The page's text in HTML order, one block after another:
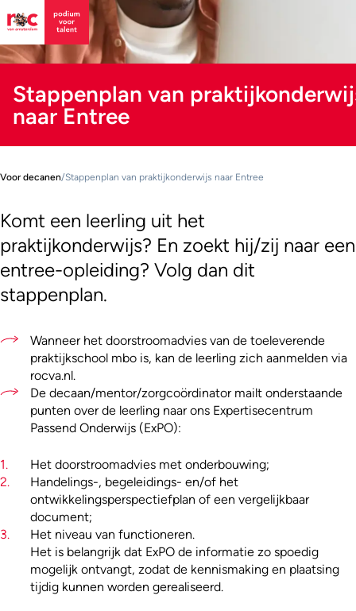
Stappenplan van
naar Entree
Voor decanen/Stappenplan van praktijkonderwijs naar Entree
Komt een leerling uit het
praktijkonderwijs? En zoekt hij/zij naar een
entree-opleiding? Volg dan dit
stappenplan.
Wanneer het doorstroomadvies van de toeleverende
praktijkschool mbo is, kan de leerling zich aanmelden via
rocva.nl.
De decaan/mentor/zorgcoördinator mailt onderstaande
punten over de leerling naar ons Expertisecentrum
Passend Onderwijs (ExPO):
Het doorstroomadvies met onderbouwing;
Handelings-, begeleidings- en/of het
ontwikkelingsperspectiefplan of een vergelijkbaar
document;
Het niveau van functioneren.
Het is belangrijk dat ExPO de informatie zo spoedig
mogelijk ontvangt, zodat de kennismaking en plaatsing
tijdig kunnen worden gerealiseerd.